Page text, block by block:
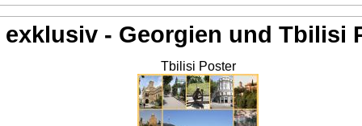
exklusiv - Georgien und Tbilisi
Tbilisi Poster